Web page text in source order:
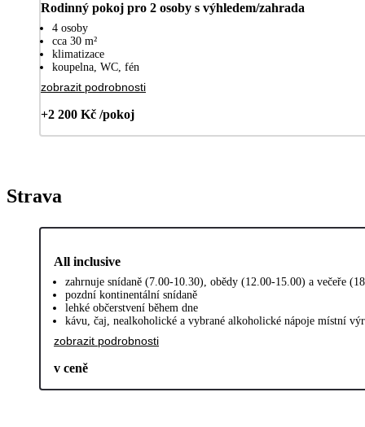
Rodinný pokoj pro 2 osoby s výhledem/zahrada
4 osoby
cca 30 m²
klimatizace
koupelna, WC, fén
zobrazit podrobnosti
+2 200 Kč /pokoj
Strava
All inclusive
zahrnuje snídaně (7.00-10.30), obědy (12.00-15.00) a večeře
pozdní kontinentální snídaně
lehké občerstvení během dne
kávu, čaj, nealkoholické a vybrané alkoholické nápoje místní
zobrazit podrobnosti
v ceně